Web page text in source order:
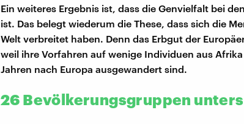
Ein weiteres Ergebnis ist, dass die Genvielfalt bei
ist. Das belegt wiederum die These, dass sich die
Welt verbreitet haben. Denn das Erbgut der
weil ihre Vorfahren auf wenige Individuen aus
Jahren nach Europa ausgewandert sind.
26 Bevölkerungsgruppen